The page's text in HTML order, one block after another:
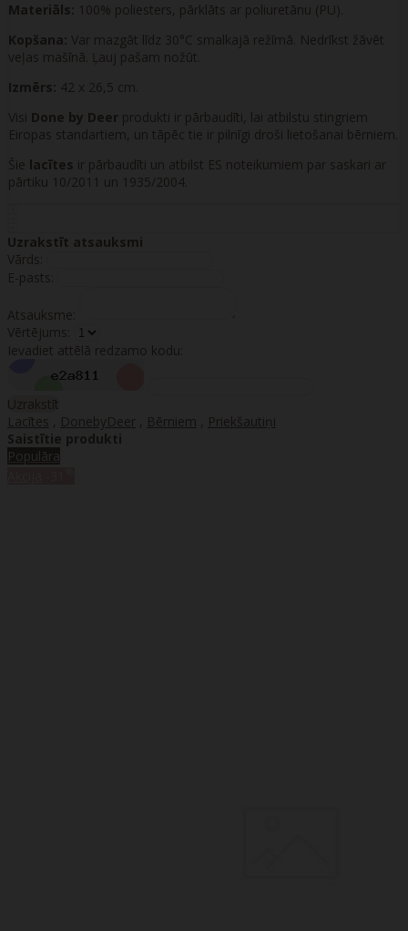
Materiāls: 100% poliesters, pārklāts ar poliuretānu (PU).
Kopšana: Var mazgāt līdz 30°C smalkajā režīmā. Nedrīkst žāvēt
veļas mašīnā. Ļauj pašam nožūt.
Izmērs: 42 x 26,5 cm.
Visi Done by Deer produkti ir pārbaudīti, lai atbilstu stingriem
Eiropas standartiem, un tāpēc tie ir pilnīgi droši lietošanai bērniem.
Šie lacītes ir pārbaudīti un atbilst ES noteikumiem par saskari ar
pārtiku 10/2011 un 1935/2004.
Uzrakstīt atsauksmi
Vārds:
E-pasts:
Atsauksme:
Vērtējums:
Ievadiet attēlā redzamo kodu:
Uzrakstīt
Lacītes , DonebyDeer , Bērniem , Priekšautiņi
Saistītie produkti
Populāra